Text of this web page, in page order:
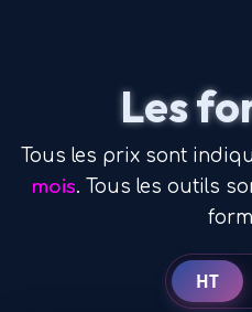
Les
Tous les prix sont
mois. Tous les outils
HT